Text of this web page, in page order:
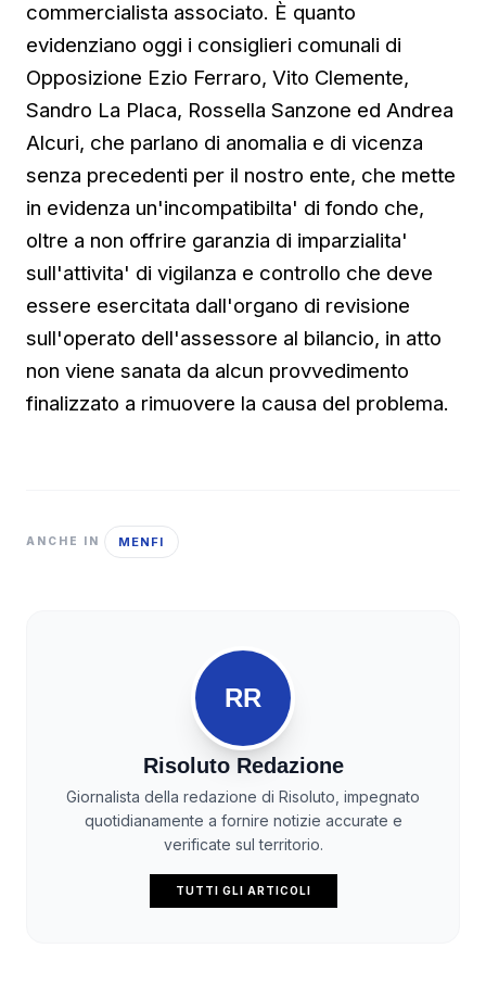
commercialista associato. È quanto
evidenziano oggi i consiglieri comunali di
Opposizione Ezio Ferraro, Vito Clemente,
Sandro La Placa, Rossella Sanzone ed Andrea
Alcuri, che parlano di anomalia e di vicenza
senza precedenti per il nostro ente, che mette
in evidenza un'incompatibilta' di fondo che,
oltre a non offrire garanzia di imparzialita'
sull'attivita' di vigilanza e controllo che deve
essere esercitata dall'organo di revisione
sull'operato dell'assessore al bilancio, in atto
non viene sanata da alcun provvedimento
finalizzato a rimuovere la causa del problema.
ANCHE IN MENFI
RR
Risoluto Redazione
Giornalista della redazione di Risoluto, impegnato
quotidianamente a fornire notizie accurate e
verificate sul territorio.
TUTTI GLI ARTICOLI